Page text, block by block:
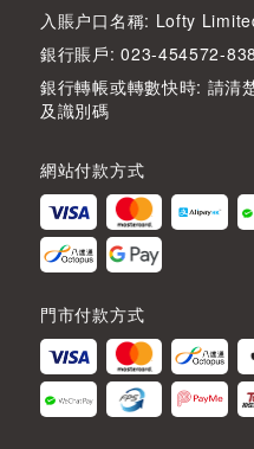
入賬户口名稱: Lofty
銀行賬戶: 023-454572-838
銀行轉帳或轉數快時: 請清
及識別碼
網站付款方式
門市付款方式